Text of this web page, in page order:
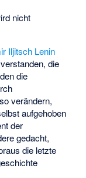
nicht
Iljitsch Lenin
die
die
verändern,
aufgehoben
der
gedacht,
die letzte